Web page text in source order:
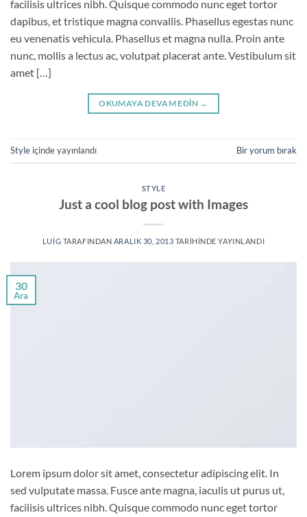
facilisis ultrices nibh. Quisque commodo nunc eget tortor
dapibus, et tristique magna convallis. Phasellus egestas nunc
eu venenatis vehicula. Phasellus et magna nulla. Proin ante
nunc, mollis a lectus ac, volutpat placerat ante. Vestibulum sit
amet […]
OKUMAYA DEVAM EDIN →
Style içinde yayınlandı Bir yorum bırak
STYLE
Just a cool blog post with Images
LUIG TARAFINDAN ARALIK 30, 2013 TARIHINDE YAYINLANDI
30
Ara
Lorem ipsum dolor sit amet, consectetur adipiscing elit. In
sed vulputate massa. Fusce ante magna, iaculis ut purus ut,
facilisis ultrices nibh. Quisque commodo nunc eget tortor